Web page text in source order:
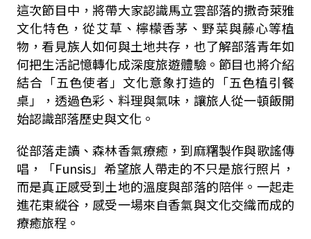
這次節目中，將帶大家認識馬立雲部落的撒奇萊雅
文化特色，從艾草、檸檬香茅、野菜與藤心等植
物，看見族人如何與土地共存，也了解部落青年如
何把生活記憶轉化成深度旅遊體驗。節目也將介紹
結合「五色使者」文化意象打造的「五色植引餐
桌」，透過色彩、料理與氣味，讓旅人從一頓飯開
始認識部落歷史與文化。
從部落走讀、森林香氣療癒，到麻糬製作與歌謠傳
唱，「Funsis」希望旅人帶走的不只是旅行照片，
而是真正感受到土地的溫度與部落的陪伴。一起走
進花東縱谷，感受一場來自香氣與文化交織而成的
療癒旅程。